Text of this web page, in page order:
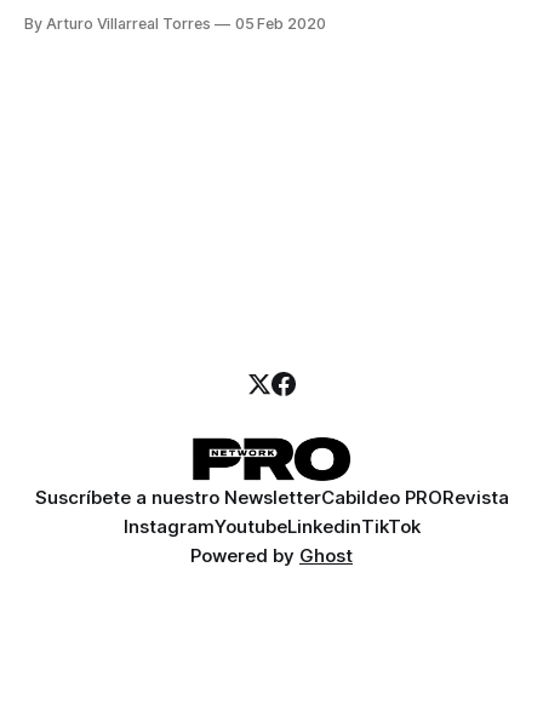
By Arturo Villarreal Torres 05 Feb 2020
Suscríbete a nuestro NewsletterCabildeo PRORevista
InstagramYoutubeLinkedinTikTok
Powered by Ghost